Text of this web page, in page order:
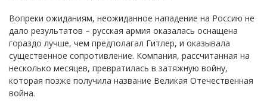
Вопреки ожиданиям, неожиданное нападение на Россию не
дало результатов – русская армия оказалась оснащена
гораздо лучше, чем предполагал Гитлер, и оказывала
существенное сопротивление. Компания, рассчитанная на
несколько месяцев, превратилась в затяжную войну,
которая позже получила название Великая Отечественная
война.